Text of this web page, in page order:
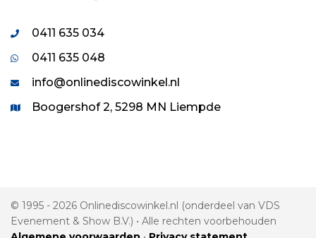
0411 635 034
0411 635 048
info@onlinediscowinkel.nl
Boogershof 2, 5298 MN Liempde
© 1995 - 2026 Onlinediscowinkel.nl (onderdeel van VDS
Evenement & Show B.V.) • Alle rechten voorbehouden